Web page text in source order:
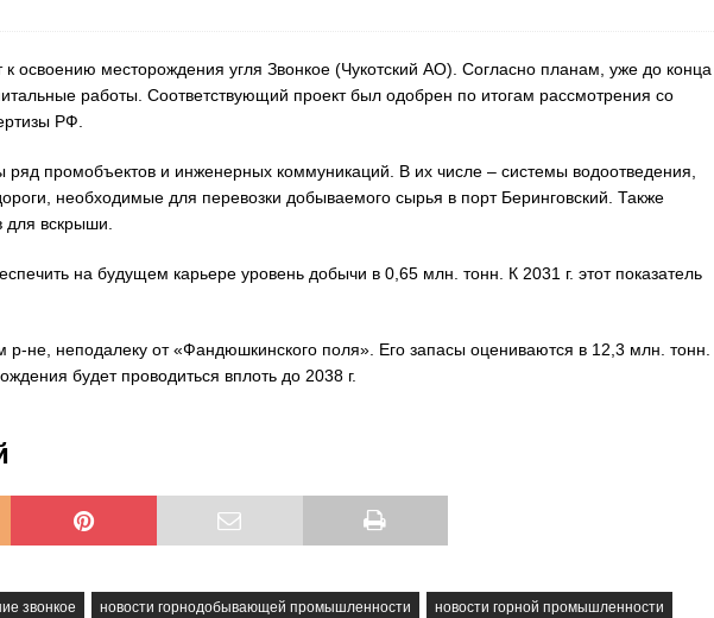
освоению месторождения угля Звонкое (Чукотский АО). Согласно планам, уже до конца
работы. Соответствующий проект был одобрен по итогам рассмотрения со
РФ.
ряд промобъектов и инженерных коммуникаций. В их числе – системы водоотведения,
необходимые для перевозки добываемого сырья в порт Беринговский. Также
для вскрыши.
на будущем карьере уровень добычи в 0,65 млн. тонн. К 2031 г. этот показатель
не, неподалеку от «Фандюшкинского поля». Его запасы оцениваются в 12,3 млн. тонн.
будет проводиться вплоть до 2038 г.
звонкое новости горнодобывающей промышленности новости горной промышленности